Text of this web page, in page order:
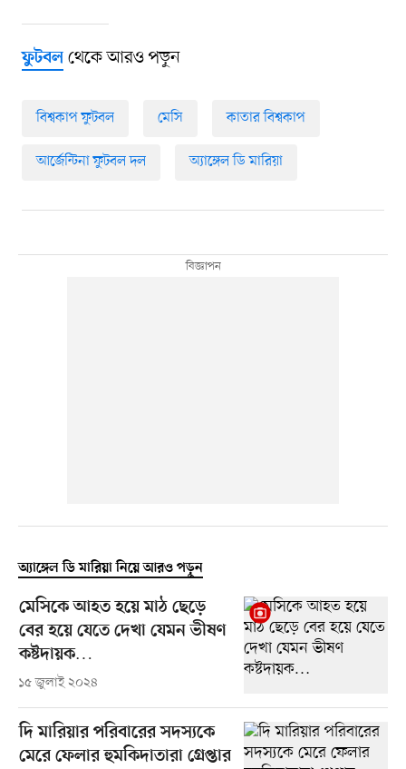
ফুটবলথেকে আরও পড়ুন
বিশ্বকাপ ফুটবল মেসি কাতার বিশ্বকাপ
আর্জেন্টিনা ফুটবল দল অ্যাঙ্গেল ডি মারিয়া
অ্যাঙ্গেল ডি মারিয়া নিয়ে আরও পড়ুন
মেসিকে আহত হয়ে মাঠ ছেড়ে
বের হয়ে যেতে দেখা যেমন ভীষণ
কষ্টদায়ক…
১৫ জুলাই ২০২৪
দি মারিয়ার পরিবারের সদস্যকে
মেরে ফেলার হুমকিদাতারা গ্রেপ্তার